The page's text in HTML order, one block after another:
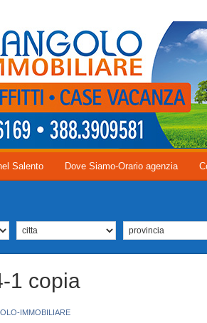
Salento Dove Siamo-Orario agenzia
1 copia
IMMOBILIARE